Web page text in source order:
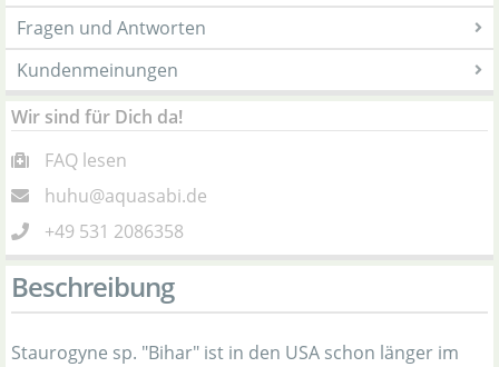
Fragen und Antworten
Kundenmeinungen
Wir sind für Dich da!
FAQ lesen
huhu@aquasabi.de
+49 531 2086358
Beschreibung
Staurogyne sp. "Bihar" ist in den USA schon länger im